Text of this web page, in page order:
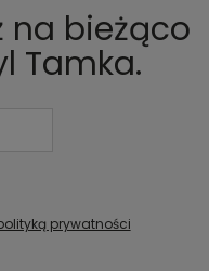
na bieżąco
Tamka.
prywatności